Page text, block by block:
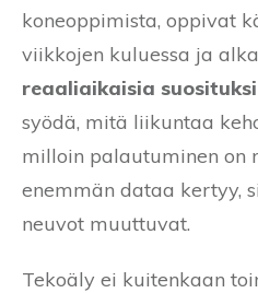
koneoppimista, oppivat
viikkojen kuluessa ja
reaaliaikaisia
syödä, mitä liikuntaa
milloin palautuminen on
enemmän dataa kertyy,
neuvot muuttuvat.
Tekoäly ei kuitenkaan